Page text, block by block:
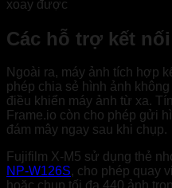
Các hỗ trợ kết
Ngoài ra, máy ảnh tích hợp
phép chia sẻ hình ảnh
điều khiển máy ảnh từ xa.
Frame.io còn cho phép gửi
đám mây ngay sau khi chụp.
Fujifilm X-M5 sử dụng thẻ
NP-W126S, cho phép quay